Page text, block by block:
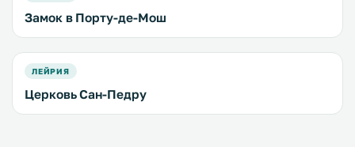
Замок в Порту-де-Мош
ЛЕЙРИЯ
Церковь Сан-Педру